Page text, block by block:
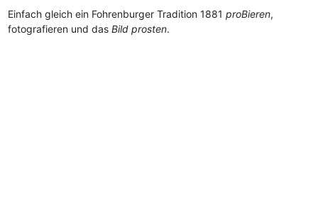
Einfach gleich ein Fohrenburger Tradition 1881 proBieren,
fotografieren und das Bild prosten.